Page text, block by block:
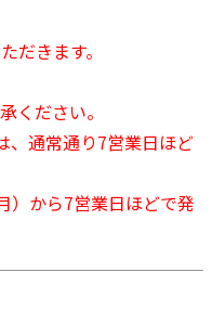
だきます。
ください。
、通常通り7営業日ほど
）から7営業日ほどで発